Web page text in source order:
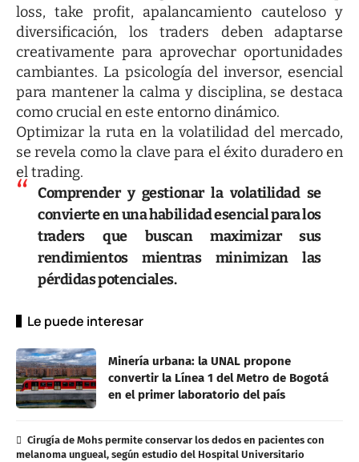
loss, take profit, apalancamiento cauteloso y
diversificación, los traders deben adaptarse
creativamente para aprovechar oportunidades
cambiantes. La psicología del inversor, esencial
para mantener la calma y disciplina, se destaca
como crucial en este entorno dinámico.
Optimizar la ruta en la volatilidad del mercado,
se revela como la clave para el éxito duradero en
el trading.
Comprender y gestionar la volatilidad se
convierte en una habilidad esencial para los
traders que buscan maximizar sus
rendimientos mientras minimizan las
pérdidas potenciales.
Le puede interesar
Minería urbana: la UNAL propone
convertir la Línea 1 del Metro de Bogotá
en el primer laboratorio del país
Cirugía de Mohs permite conservar los dedos en pacientes con
melanoma ungueal, según estudio del Hospital Universitario